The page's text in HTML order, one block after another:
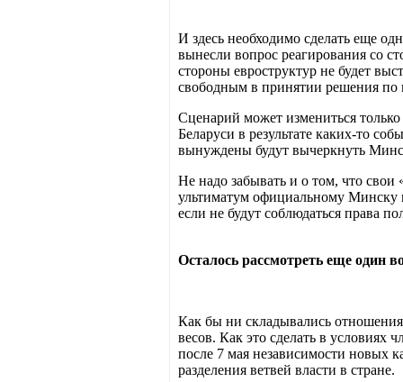
И здесь необходимо сделать еще
вынесли вопрос реагирования со
стороны евроструктур не будет
свободным в принятии решения по
Сценарий может измениться
Беларуси в результате каких-то
вынуждены будут вычеркнуть
Не надо забывать и о том, что свои
ультиматум официальному Минску
если не будут соблюдаться права
Осталось рассмотреть еще один
Как бы ни складывались отношения
весов. Как это сделать в условиях
после 7 мая независимости новых
разделения ветвей власти в стране.